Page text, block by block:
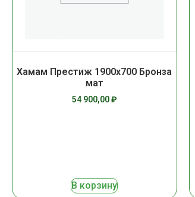
Хамам Престиж 1900х700 Бронза
мат
54 900,00₽
В корзину